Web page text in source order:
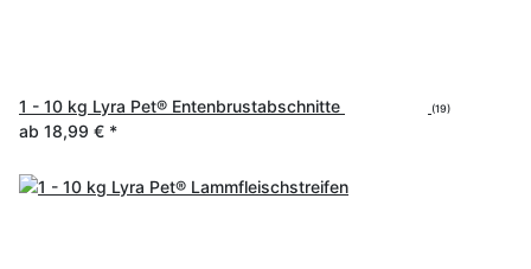
1 - 10 kg Lyra Pet® Entenbrustabschnitte (19)
ab 18,99 € *